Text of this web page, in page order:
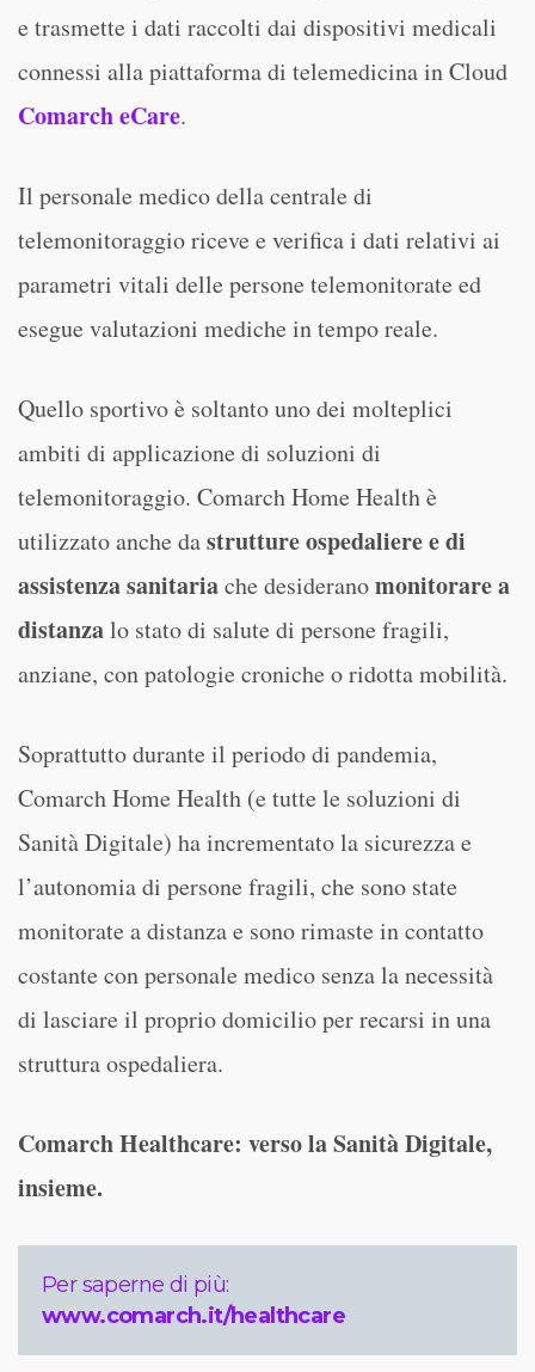
e trasmette i dati raccolti dai dispositivi medicali
connessi alla piattaforma di telemedicina in Cloud
Comarch eCare.
Il personale medico della centrale di
telemonitoraggio riceve e verifica i dati relativi ai
parametri vitali delle persone telemonitorate ed
esegue valutazioni mediche in tempo reale.
Quello sportivo è soltanto uno dei molteplici
ambiti di applicazione di soluzioni di
telemonitoraggio. Comarch Home Health è
utilizzato anche dastrutture ospedaliere e di
assistenza sanitariache desideranomonitorare a
distanzalo stato di salute di persone fragili,
anziane, con patologie croniche o ridotta mobilità.
Soprattutto durante il periodo di pandemia,
Comarch Home Health (e tutte le soluzioni di
Sanità Digitale) ha incrementato la sicurezza e
l’autonomia di persone fragili, che sono state
monitorate a distanza e sono rimaste in contatto
costante con personale medico senza la necessità
di lasciare il proprio domicilio per recarsi in una
struttura ospedaliera.
Comarch Healthcare: verso la Sanità Digitale,
insieme.
Per saperne di più:
www.comarch.it/healthcare